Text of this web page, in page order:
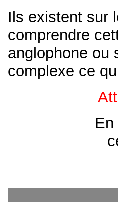
Ils existent sur
comprendre
anglophone ou
complexe ce
En